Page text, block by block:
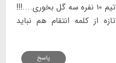
چه انتقامی یک گل بزنی و از تیم ۱۰ نفره سه گل بخوری....!!!
از کلمه انتقام هم نباید
پاسخ